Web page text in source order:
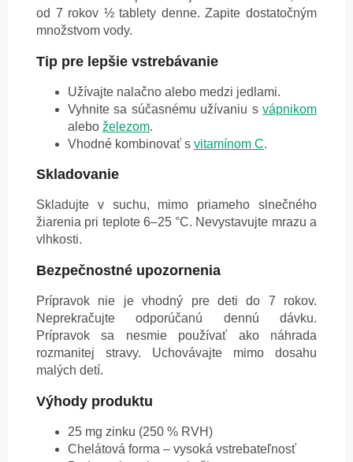
od 7 rokov ½ tablety denne. Zapite dostatočným
množstvom vody.
Tip pre lepšie vstrebávanie
Užívajte nalačno alebo medzi jedlami.
Vyhnite sa súčasnému užívaniu s vápnikom
alebo železom.
Vhodné kombinovať s vitamínom C.
Skladovanie
Skladujte v suchu, mimo priameho slnečného
žiarenia pri teplote 6–25 °C. Nevystavujte mrazu a
vlhkosti.
Bezpečnostné upozornenia
Prípravok nie je vhodný pre deti do 7 rokov.
Neprekračujte odporúčanú dennú dávku.
Prípravok sa nesmie používať ako náhrada
rozmanitej stravy. Uchovávajte mimo dosahu
malých detí.
Výhody produktu
25 mg zinku (250 % RVH)
Chelátová forma – vysoká vstrebateľnosť